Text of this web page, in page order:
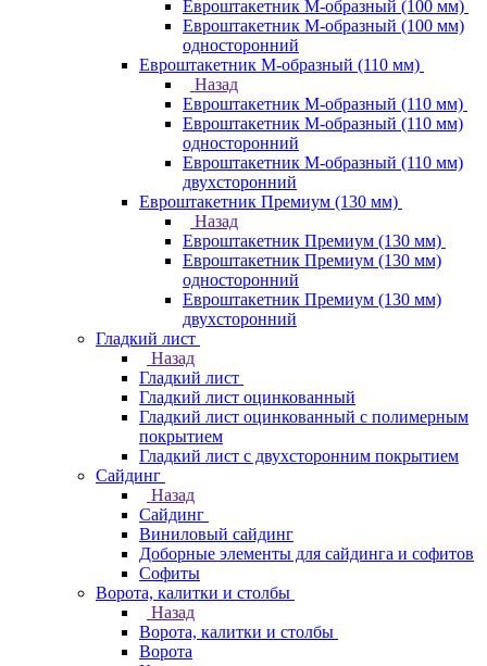
Евроштакетник М-образный (100 мм)
Евроштакетник М-образный (100 мм)
односторонний
Евроштакетник М-образный (110 мм)
Назад
Евроштакетник М-образный (110 мм)
Евроштакетник М-образный (110 мм)
односторонний
Евроштакетник М-образный (110 мм)
двухсторонний
Евроштакетник Премиум (130 мм)
Назад
Евроштакетник Премиум (130 мм)
Евроштакетник Премиум (130 мм)
односторонний
Евроштакетник Премиум (130 мм)
двухсторонний
Гладкий лист
Назад
Гладкий лист
Гладкий лист оцинкованный
Гладкий лист оцинкованный с полимерным
покрытием
Гладкий лист с двухсторонним покрытием
Сайдинг
Назад
Сайдинг
Виниловый сайдинг
Доборные элементы для сайдинга и софитов
Софиты
Ворота, калитки и столбы
Назад
Ворота, калитки и столбы
Ворота